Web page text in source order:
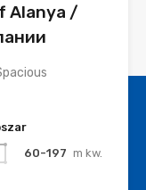
Alanya /
60-197 m kw.